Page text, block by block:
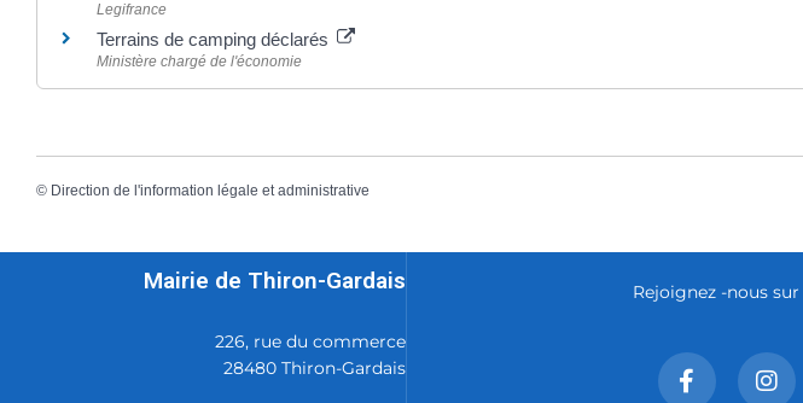
Legifrance
Terrains de camping déclarés
Ministère chargé de l'économie
© Direction de l'information légale et administrative
Mairie de Thiron-Gardais
226, rue du commerce
28480 Thiron-Gardais
Rejoignez -nous